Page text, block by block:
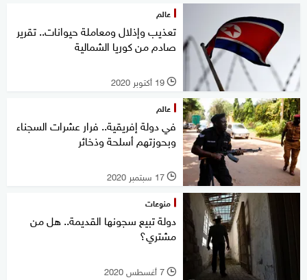
عالم
تعذيب وإذلال ومعاملة حيوانات.. تقرير
صادم من كوريا الشمالية
l 19 أكتوبر 2020
عالم
في دولة إفريقية.. فرار عشرات السجناء
وبحوزتهم أسلحة وذخائر
l 17 سبتمبر 2020
منوعات
دولة تبيع سجونها القديمة.. هل من
مشتري؟
l 7 أغسطس 2020